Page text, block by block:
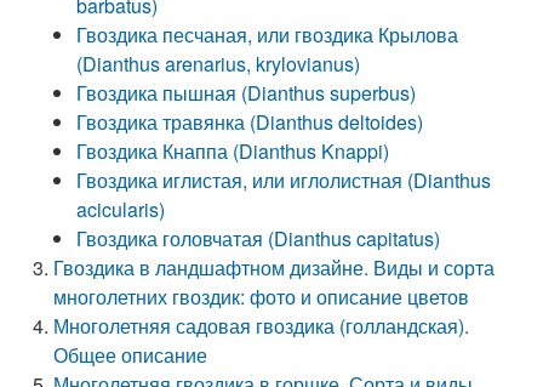
Гвоздика песчаная, или гвоздика Крылова
(Dianthus arenarius, krylovianus)
Гвоздика пышная (Dianthus superbus)
Гвоздика травянка (Dianthus deltoides)
Гвоздика Кнаппа (Dianthus Knappi)
Гвоздика иглистая, или иглолистная (Dianthus
acicularis)
Гвоздика головчатая (Dianthus capitatus)
Гвоздика в ландшафтном дизайне. Виды и сорта
многолетних гвоздик: фото и описание цветов
Многолетняя садовая гвоздика (голландская).
Общее описание